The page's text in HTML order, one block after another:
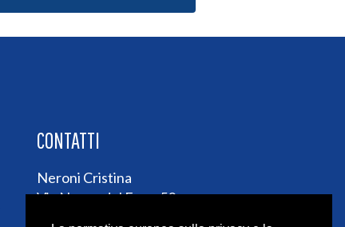
CONTATTI
Neroni Cristina
Via Nuova del Faro, 50